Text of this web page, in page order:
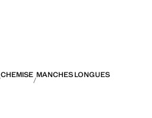
CHEMISE MANCHES LONGUES